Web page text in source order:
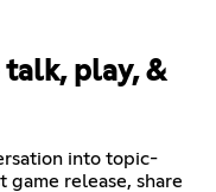
talk, play, &
into topic-
game release, share